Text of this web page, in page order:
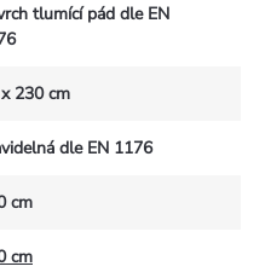
tlumící pád dle EN
230 cm
dle EN 1176
cm
cm